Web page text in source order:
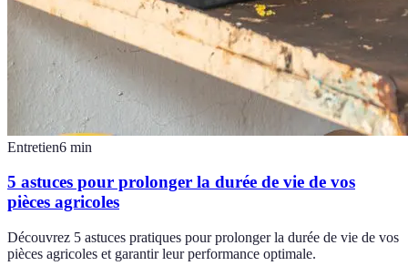
Entretien6 min
5 astuces pour prolonger la durée de vie de vos
pièces agricoles
Découvrez 5 astuces pratiques pour prolonger la durée de vie de vos
pièces agricoles et garantir leur performance optimale.